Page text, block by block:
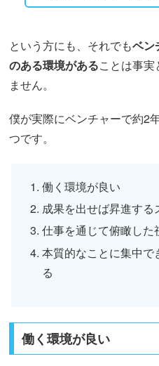
という方にも、それでもベン
のある環境があることは事実
ません。
僕が実際にベンチャーで約2
つです。
働く環境が良い
成果を出せば昇進する
仕事を通じて俯瞰した
本質的なことに集中で
る
働く環境が良い